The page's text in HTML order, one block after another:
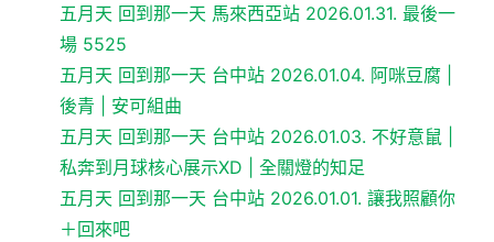
五月天 回到那一天 馬來西亞站 2026.01.31. 最後一
場 5525
五月天 回到那一天 台中站 2026.01.04. 阿咪豆腐 |
後青 | 安可組曲
五月天 回到那一天 台中站 2026.01.03. 不好意鼠 |
私奔到月球核心展示XD | 全關燈的知足
五月天 回到那一天 台中站 2026.01.01. 讓我照顧你
＋回來吧